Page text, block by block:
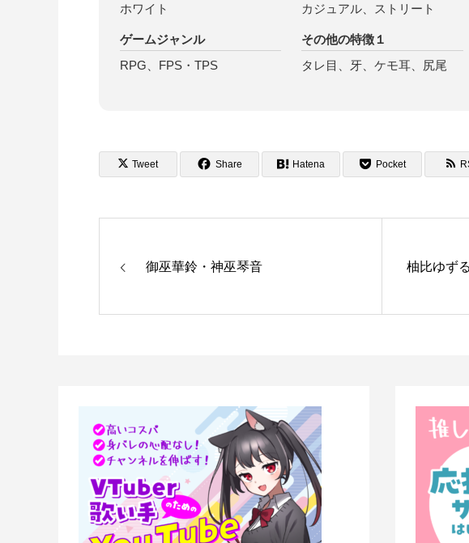
ホワイト カジュアル、ストリート
ゲームジャンル
RPG、FPS・TPS
その他の特徴１
タレ目、牙、ケモ耳、尻尾
Tweet Share Hatena Pocket
御巫華鈴・神巫琴音 柚比ゆずる